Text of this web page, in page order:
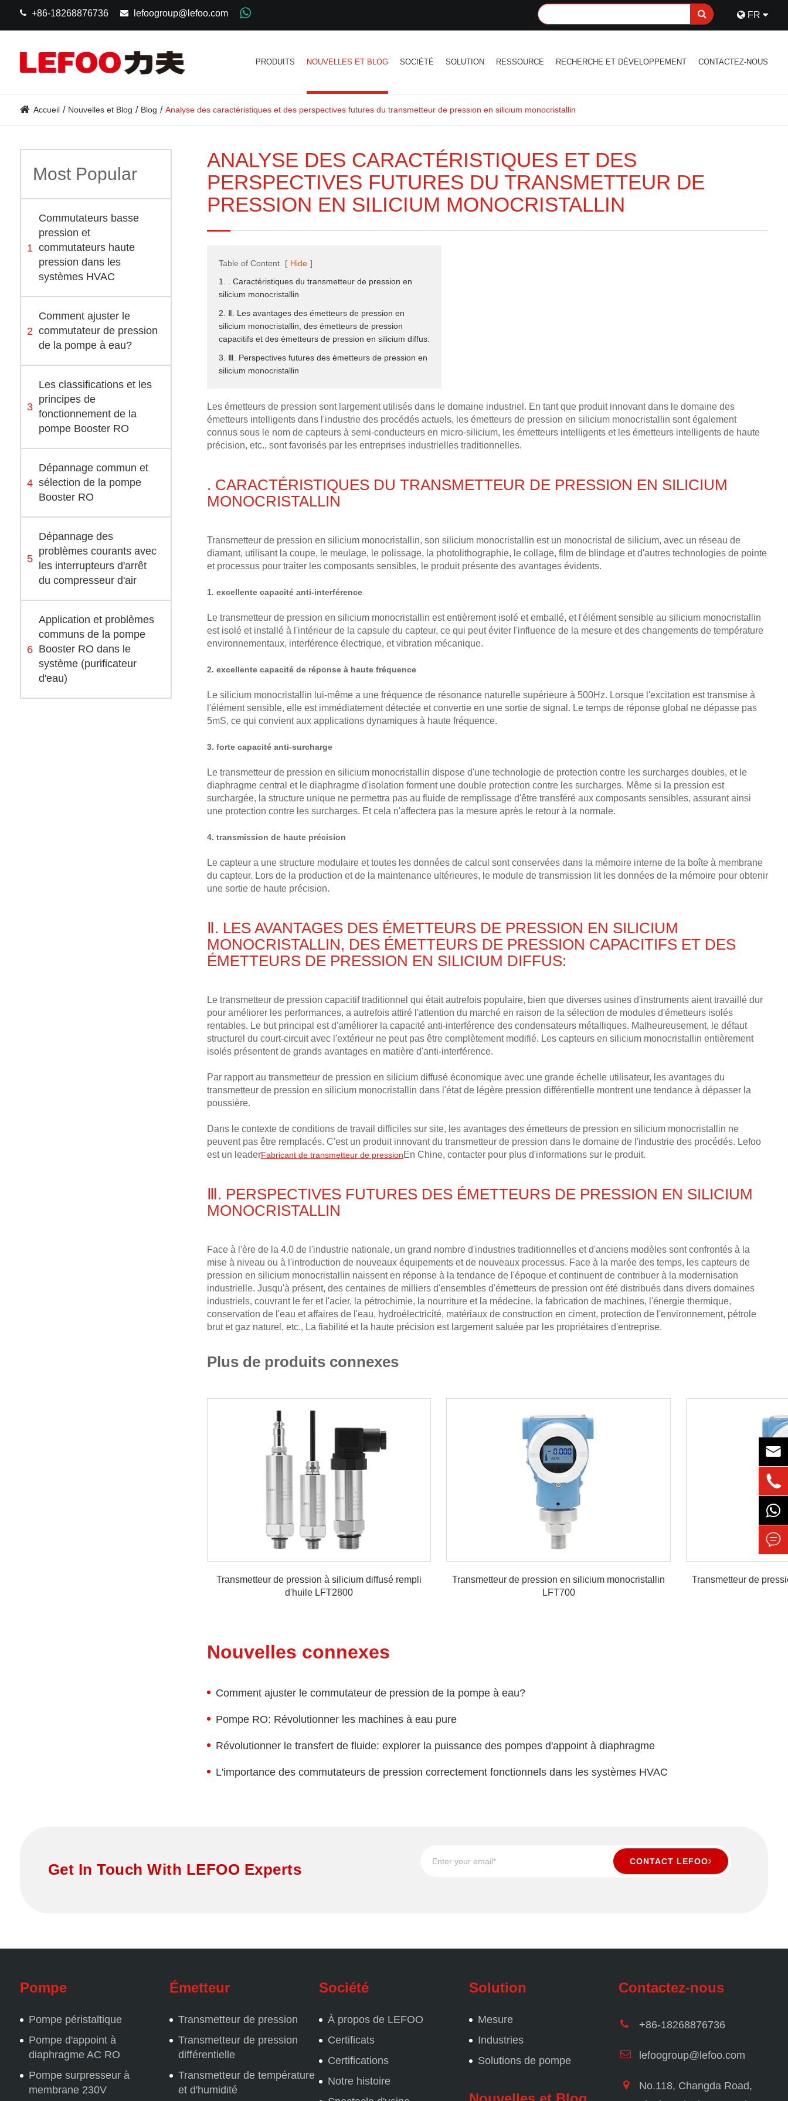
+86-18268876736 lefoogroup@lefoo.com FR
PRODUITS NOUVELLES ET BLOG SOCIÉTÉ SOLUTION RESSOURCE RECHERCHE ET DÉVELOPPEMENT CONTACTEZ-NOUS
Accueil Nouvelles et Blog Blog Analyse des caractéristiques et des perspectives futures du transmetteur de pression en silicium monocristallin
Most Popular
1
Commutateurs basse
pression et
commutateurs haute
pression dans les
systèmes HVAC
2
Comment ajuster le
commutateur de pression
de la pompe à eau?
3
Les classifications et les
principes de
fonctionnement de la
pompe Booster RO
4
Dépannage commun et
sélection de la pompe
Booster RO
5
Dépannage des
problèmes courants avec
les interrupteurs d'arrêt
du compresseur d'air
6
Application et problèmes
communs de la pompe
Booster RO dans le
système (purificateur
d'eau)
ANALYSE DES CARACTÉRISTIQUES ET DES
PERSPECTIVES FUTURES DU TRANSMETTEUR DE
PRESSION EN SILICIUM MONOCRISTALLIN
Table of Content [ Hide ]
1. . Caractéristiques du transmetteur de pression en
silicium monocristallin
2. Ⅱ. Les avantages des émetteurs de pression en
silicium monocristallin, des émetteurs de pression
capacitifs et des émetteurs de pression en silicium diffus:
3. Ⅲ. Perspectives futures des émetteurs de pression en
silicium monocristallin
Les émetteurs de pression sont largement utilisés dans le domaine industriel. En tant que produit innovant dans le domaine des
émetteurs intelligents dans l'industrie des procédés actuels, les émetteurs de pression en silicium monocristallin sont également
connus sous le nom de capteurs à semi-conducteurs en micro-silicium, les émetteurs intelligents et les émetteurs intelligents de haute
précision, etc., sont favorisés par les entreprises industrielles traditionnelles.
. CARACTÉRISTIQUES DU TRANSMETTEUR DE PRESSION EN SILICIUM
MONOCRISTALLIN
Transmetteur de pression en silicium monocristallin, son silicium monocristallin est un monocristal de silicium, avec un réseau de
diamant, utilisant la coupe, le meulage, le polissage, la photolithographie, le collage, film de blindage et d'autres technologies de pointe
et processus pour traiter les composants sensibles, le produit présente des avantages évidents.
1. excellente capacité anti-interférence
Le transmetteur de pression en silicium monocristallin est entièrement isolé et emballé, et l'élément sensible au silicium monocristallin
est isolé et installé à l'intérieur de la capsule du capteur, ce qui peut éviter l'influence de la mesure et des changements de température
environnementaux, interférence électrique, et vibration mécanique.
2. excellente capacité de réponse à haute fréquence
Le silicium monocristallin lui-même a une fréquence de résonance naturelle supérieure à 500Hz. Lorsque l'excitation est transmise à
l'élément sensible, elle est immédiatement détectée et convertie en une sortie de signal. Le temps de réponse global ne dépasse pas
5mS, ce qui convient aux applications dynamiques à haute fréquence.
3. forte capacité anti-surcharge
Le transmetteur de pression en silicium monocristallin dispose d'une technologie de protection contre les surcharges doubles, et le
diaphragme central et le diaphragme d'isolation forment une double protection contre les surcharges. Même si la pression est
surchargée, la structure unique ne permettra pas au fluide de remplissage d'être transféré aux composants sensibles, assurant ainsi
une protection contre les surcharges. Et cela n'affectera pas la mesure après le retour à la normale.
4. transmission de haute précision
Le capteur a une structure modulaire et toutes les données de calcul sont conservées dans la mémoire interne de la boîte à membrane
du capteur. Lors de la production et de la maintenance ultérieures, le module de transmission lit les données de la mémoire pour obtenir
une sortie de haute précision.
Ⅱ. LES AVANTAGES DES ÉMETTEURS DE PRESSION EN SILICIUM
MONOCRISTALLIN, DES ÉMETTEURS DE PRESSION CAPACITIFS ET DES
ÉMETTEURS DE PRESSION EN SILICIUM DIFFUS:
Le transmetteur de pression capacitif traditionnel qui était autrefois populaire, bien que diverses usines d'instruments aient travaillé dur
pour améliorer les performances, a autrefois attiré l'attention du marché en raison de la sélection de modules d'émetteurs isolés
rentables. Le but principal est d'améliorer la capacité anti-interférence des condensateurs métalliques. Malheureusement, le défaut
structurel du court-circuit avec l'extérieur ne peut pas être complètement modifié. Les capteurs en silicium monocristallin entièrement
isolés présentent de grands avantages en matière d'anti-interférence.
Par rapport au transmetteur de pression en silicium diffusé économique avec une grande échelle utilisateur, les avantages du
transmetteur de pression en silicium monocristallin dans l'état de légère pression différentielle montrent une tendance à dépasser la
poussière.
Dans le contexte de conditions de travail difficiles sur site, les avantages des émetteurs de pression en silicium monocristallin ne
peuvent pas être remplacés. C'est un produit innovant du transmetteur de pression dans le domaine de l'industrie des procédés. Lefoo
est un leaderFabricant de transmetteur de pressionEn Chine, contacter pour plus d'informations sur le produit.
Ⅲ. PERSPECTIVES FUTURES DES ÉMETTEURS DE PRESSION EN SILICIUM
MONOCRISTALLIN
Face à l'ère de la 4.0 de l'industrie nationale, un grand nombre d'industries traditionnelles et d'anciens modèles sont confrontés à la
mise à niveau ou à l'introduction de nouveaux équipements et de nouveaux processus. Face à la marée des temps, les capteurs de
pression en silicium monocristallin naissent en réponse à la tendance de l'époque et continuent de contribuer à la modernisation
industrielle. Jusqu'à présent, des centaines de milliers d'ensembles d'émetteurs de pression ont été distribués dans divers domaines
industriels, couvrant le fer et l'acier, la pétrochimie, la nourriture et la médecine, la fabrication de machines, l'énergie thermique,
conservation de l'eau et affaires de l'eau, hydroélectricité, matériaux de construction en ciment, protection de l'environnement, pétrole
brut et gaz naturel, etc., La fiabilité et la haute précision est largement saluée par les propriétaires d'entreprise.
Plus de produits connexes
Transmetteur de pression à silicium diffusé rempli
d'huile LFT2800
Transmetteur de pression en silicium monocristallin
LFT700
Transmetteur de
Nouvelles connexes
Comment ajuster le commutateur de pression de la pompe à eau?
Pompe RO: Révolutionner les machines à eau pure
Révolutionner le transfert de fluide: explorer la puissance des pompes d'appoint à diaphragme
L'importance des commutateurs de pression correctement fonctionnels dans les systèmes HVAC
Get In Touch With LEFOO Experts CONTACT LEFOO
Pompe
Pompe péristaltique
Pompe d'appoint à
diaphragme AC RO
Pompe surpresseur à
membrane 230V
Émetteur
Transmetteur de pression
Transmetteur de pression
différentielle
Transmetteur de température
et d'humidité
Société
À propos de LEFOO
Certificats
Certifications
Notre histoire
Solution
Mesure
Industries
Solutions de pompe
Contactez-nous
+86-18268876736
lefoogroup@lefoo.com
No.118, Changda Road,


